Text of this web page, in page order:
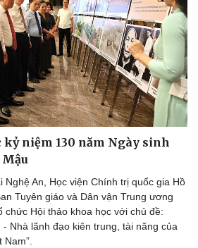
Xe máy
Tư vấn
niệm 130 năm Ngày sinh
Nghệ An, Học viện Chính trị quốc gia Hồ
Tuyên giáo và Dân vận Trung ương
chức Hội thảo khoa học với chủ đề:
Nhà lãnh đạo kiên trung, tài năng của